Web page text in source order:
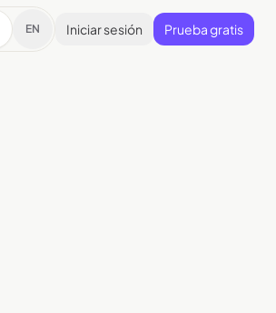
EN Iniciar sesión Prueba gratis